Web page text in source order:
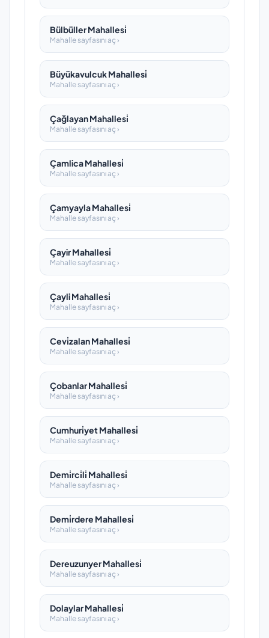
Bülbüller Mahallesi̇
Mahalle sayfasını aç ›
Büyükavulcuk Mahallesi̇
Mahalle sayfasını aç ›
Çağlayan Mahallesi̇
Mahalle sayfasını aç ›
Çamlica Mahallesi̇
Mahalle sayfasını aç ›
Çamyayla Mahallesi̇
Mahalle sayfasını aç ›
Çayir Mahallesi̇
Mahalle sayfasını aç ›
Çayli Mahallesi̇
Mahalle sayfasını aç ›
Cevi̇zalan Mahallesi̇
Mahalle sayfasını aç ›
Çobanlar Mahallesi̇
Mahalle sayfasını aç ›
Cumhuri̇yet Mahallesi̇
Mahalle sayfasını aç ›
Demi̇rci̇li̇ Mahallesi̇
Mahalle sayfasını aç ›
Demi̇rdere Mahallesi̇
Mahalle sayfasını aç ›
Dereuzunyer Mahallesi̇
Mahalle sayfasını aç ›
Dolaylar Mahallesi̇
Mahalle sayfasını aç ›